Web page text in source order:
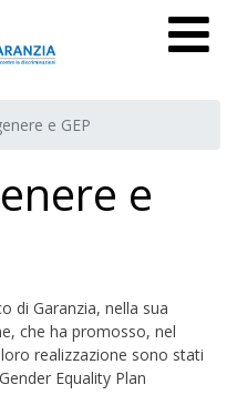
e GEP
e
di Garanzia, nella sua
che ha promosso, nel
realizzazione sono stati
Equality Plan